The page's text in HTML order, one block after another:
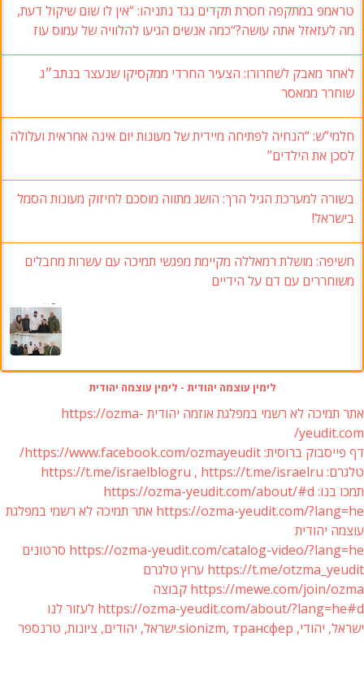
טראמפ במתקפה חסרת תקדים נגד נתניהו: “אין לו שום שיקול דעת,
מה לעזאזל אתה עושה?“כמה אנשים הגיעו להלוויה של עמוס עוז
לאחר מאבק לשחרורו: הצעיר החרדי ממקסיקו שנעצר בנתב״ג
שוחרר ממאסר
חלמי”ש: “הנחיה לפתיחה מיידית של מעונות יום אינה אחראית ועלולה
לסכן את הילדים”
בשורה למערכת הגיל הרך: הושג מתווה מוסכם לחיזוק מעונות הסמל
בישראל!
חשיפה: מושלת רמאללה מקיימת מפגשי תמיכה עם עשרות מחבלים
משוחררים עם דם על הידיים
לימין עוצמה יהודית - לימין עוצמה יהודית
אתר תמיכה לא רשמי במפלגת אוזמה יהודית https://ozma-
yeudit.com/
דף פייסבוק ברוסית: https://www.facebook.com/ozmayeudit/
טלגרם: https://t.me/israelblogru , https://t.me/israelru
תמכו בנו: https://ozma-yeudit.com/about/#d
https://ozma-yeudit.com/?lang=he אתר תמיכה לא רשמי במפלגת
עוצמה יהודית
https://ozma-yeudit.com/catalog-video/?lang=he סרטונים
https://t.me/otzma_yeudit ערוץ טלגרם
https://mewe.com/join/ozma קבוצה
https://ozma-yeudit.com/about/?lang=he#d לעזור לנו
ישראל, יהודי, sionizm, трансфер.ישראל, יהודים, ציונות, טרנספר